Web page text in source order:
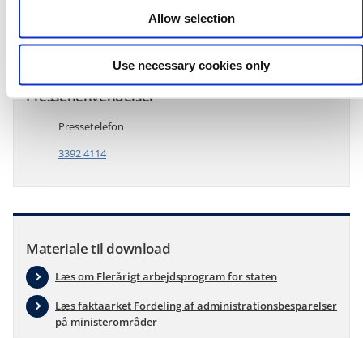
Allow selection
Use necessary cookies only
Minimumsimplementering af EU-lovgivning
Pressehenvendelser
Pressetelefon
3392 4114
Materiale til download
Læs om Flerårigt arbejdsprogram for staten
Læs faktaarket Fordeling af administrationsbesparelser
på ministerområder